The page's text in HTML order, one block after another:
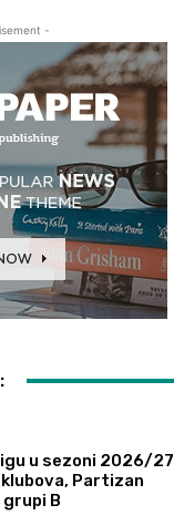
-
u sezoni 2026/27
klubova, Partizan
grupi B